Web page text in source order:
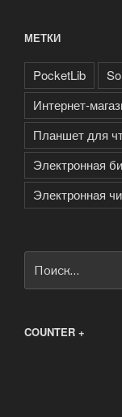
МЕТКИ
PocketLib
Интернет-
Планшет для
Электронная
Электронная
COUNTER +